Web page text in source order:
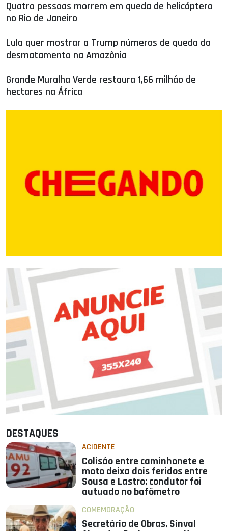
Quatro pessoas morrem em queda de helicóptero
no Rio de Janeiro
Lula quer mostrar a Trump números de queda do
desmatamento na Amazônia
Grande Muralha Verde restaura 1,66 milhão de
hectares na África
DESTAQUES
ACIDENTE
Colisão entre caminhonete e
moto deixa dois feridos entre
Sousa e Lastro; condutor foi
autuado no bafômetro
COMEMORAÇÃO
Secretário de Obras, Sinval